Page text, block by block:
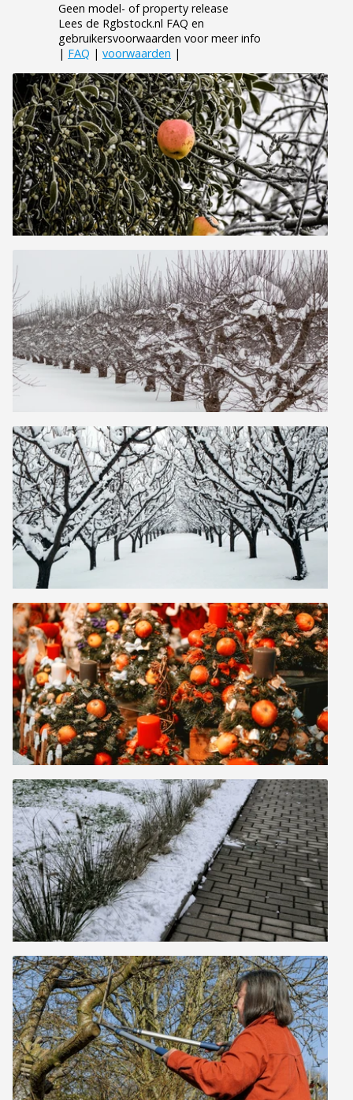
Geen model- of property release
Lees de Rgbstock.nl FAQ en
gebruikersvoorwaarden voor meer info
| FAQ | voorwaarden |